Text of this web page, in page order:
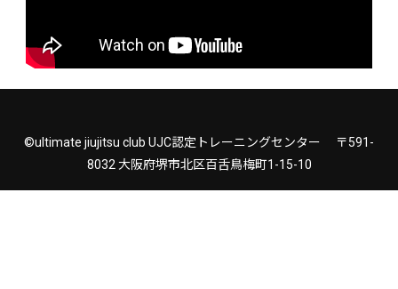
©ultimate jiujitsu club UJC認定トレーニングセンター 〒591-
8032 大阪府堺市北区百舌鳥梅町1-15-10